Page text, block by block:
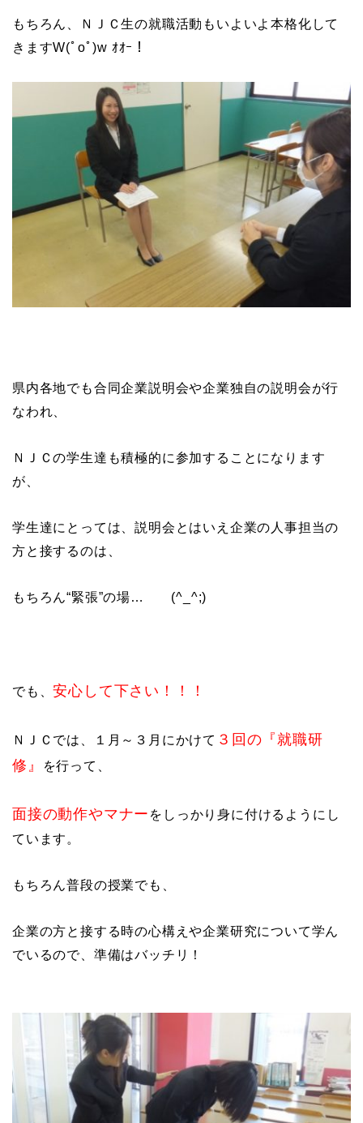
もちろん、ＮＪＣ生の就職活動もいよいよ本格化して
きますW(ﾟoﾟ)w ｵｵｰ！
県内各地でも合同企業説明会や企業独自の説明会が行
なわれ、
ＮＪＣの学生達も積極的に参加することになります
が、
学生達にとっては、説明会とはいえ企業の人事担当の
方と接するのは、
もちろん“緊張”の場… (^_^;)
でも、安心して下さい！！！
ＮＪＣでは、１月～３月にかけて ３回の『就職研
修』
を行って、
面接の動作やマナー をしっかり身に付けるようにし
ています。
もちろん普段の授業でも、
企業の方と接する時の心構えや企業研究について学ん
でいるので、準備はバッチリ！